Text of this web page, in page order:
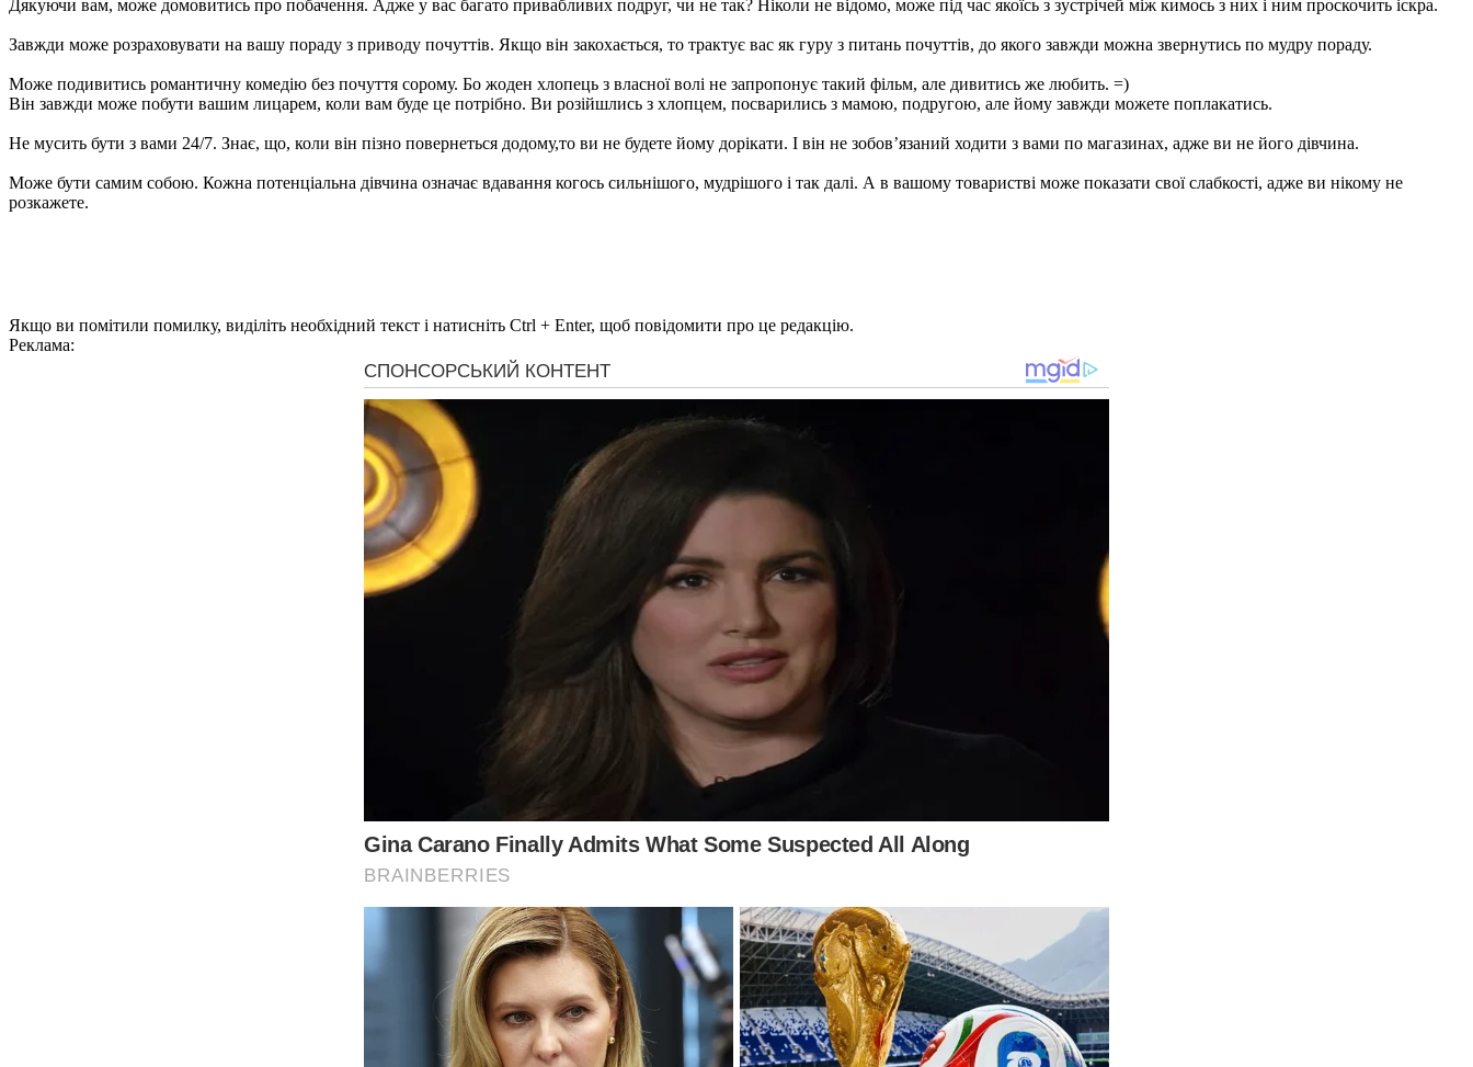
Дякуючи вам, може домовитись про побачення. Адже у вас багато привабливих подруг, чи не так? Ніколи не відомо, може під час якоїсь з зустрічей між кимось з них і ним проскочить іскра.
Завжди може розраховувати на вашу пораду з приводу почуттів. Якщо він закохається, то трактує вас як гуру з питань почуттів, до якого завжди можна звернутись по мудру пораду.
Може подивитись романтичну комедію без почуття сорому. Бо жоден хлопець з власної волі не запропонує такий фільм, але дивитись же любить. =)
Він завжди може побути вашим лицарем, коли вам буде це потрібно. Ви розійшлись з хлопцем, посварились з мамою, подругою, але йому завжди можете поплакатись.
Не мусить бути з вами 24/7. Знає, що, коли він пізно повернеться додому,то ви не будете йому дорікати. І він не зобов’язаний ходити з вами по магазинах, адже ви не його дівчина.
Може бути самим собою. Кожна потенціальна дівчина означає вдавання когось сильнішого, мудрішого і так далі. А в вашому товаристві може показати свої слабкості, адже ви нікому не
розкажете.
Якщо ви помітили помилку, виділіть необхідний текст і натисніть Ctrl + Enter, щоб повідомити про це редакцію.
Реклама: